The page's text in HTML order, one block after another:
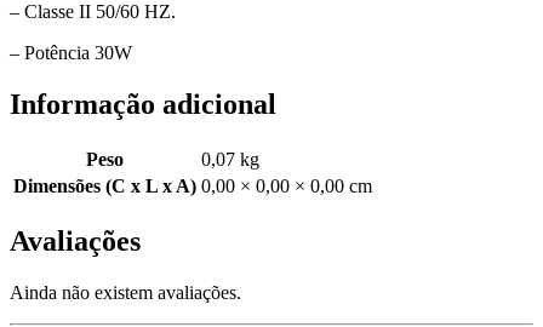
– Classe II 50/60 HZ.
– Potência 30W
Informação adicional
Peso
0,07 kg
Dimensões (C x L x A) 0,00 × 0,00 × 0,00 cm
Avaliações
Ainda não existem avaliações.